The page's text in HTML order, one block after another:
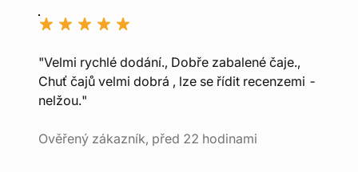
"Velmi rychlé dodání., Dobře zabalené čaje.,
Chuť čajů velmi dobrá , lze se řídit recenzemi -
nelžou."
Ověřený zákazník, před 22 hodinami